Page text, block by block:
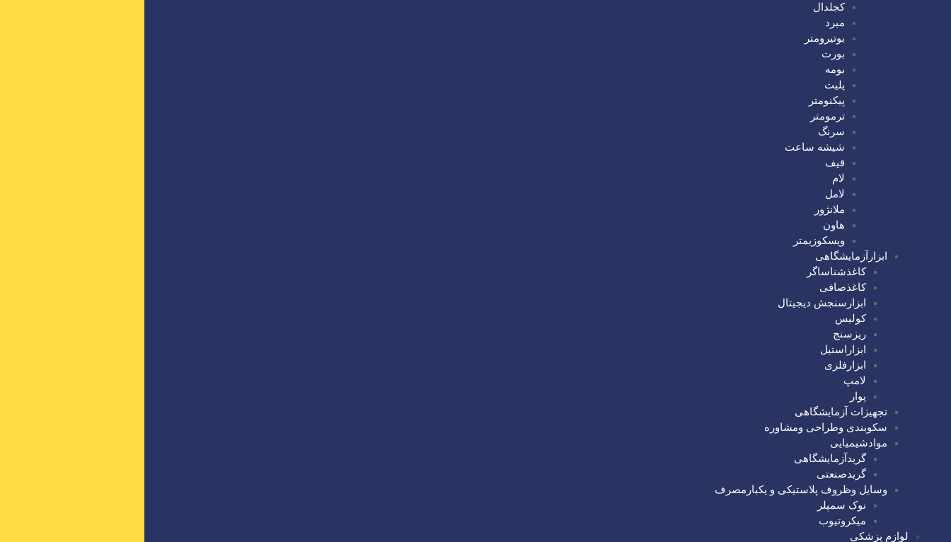
کجلدال
مبرد
بوتیرومتر
بورت
بومه
پلیت
پیکنومتر
ترمومتر
سرنگ
شیشه ساعت
قیف
لام
لامل
ملانژور
هاون
ویسکوزیمتر
ابزارآزمایشگاهی
کاغذشناساگر
کاغذصافی
ابزارسنجش دیجیتال
کولیس
ریزسنج
ابزاراستیل
ابزارفلزی
لامپ
پوار
تجهیزات آزمایشگاهی
سکوبندی وطراحی ومشاوره
موادشیمیایی
گریدآزمایشگاهی
گریدصنعتی
وسایل وظروف پلاستیکی و یکبارمصرف
نوک سمپلر
میکروتیوب
لوازم پزشکی